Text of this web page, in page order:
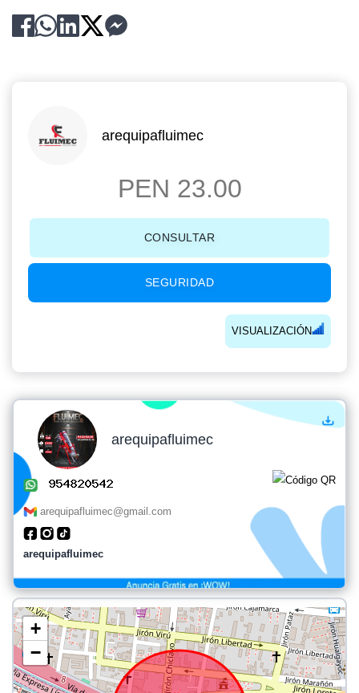
arequipafluimec
PEN 23.00
CONSULTAR
SEGURIDAD
VISUALIZACIÓN
arequipafluimec
arequipafluimec@gmail.com
arequipafluimec
+
−